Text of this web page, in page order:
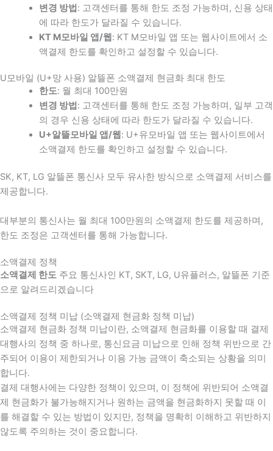
변경 방법 : 고객센터를 통해 한도 조정 가능하며, 신용 상태
에 따라 한도가 달라질 수 있습니다.
KT M모바일 앱/웹 : KT M모바일 앱 또는 웹사이트에서 소
액결제 한도를 확인하고 설정할 수 있습니다.
U모바일 (U+망 사용) 알뜰폰 소액결제 현금화 최대 한도
한도: 월 최대 100만원
변경 방법 : 고객센터를 통해 한도 조정 가능하며, 일부 고객
의 경우 신용 상태에 따라 한도가 달라질 수 있습니다.
U+알뜰모바일 앱/웹 : U+유모바일 앱 또는 웹사이트에서
소액결제 한도를 확인하고 설정할 수 있습니다.
SK, KT, LG 알뜰폰 통신사 모두 유사한 방식으로 소액결제 서비스를
제공합니다.
대부분의 통신사는 월 최대 100만원의 소액결제 한도를 제공하며,
한도 조정은 고객센터를 통해 가능합니다.
소액결제 정책
소액결제 한도 주요 통신사인 KT, SKT, LG, U유플러스, 알뜰폰 기준
으로 알려드리겠습니다
소액결제 정책 미납 (소액결제 현금화 정책 미납)
소액결제 현금화 정책 미납이란, 소액결제 현금화를 이용할 때 결제
대행사의 정책 중 하나로, 통신요금 미납으로 인해 정책 위반으로 간
주되어 이용이 제한되거나 이용 가능 금액이 축소되는 상황을 의미
합니다.
결제 대행사에는 다양한 정책이 있으며, 이 정책에 위반되어 소액결
제 현금화가 불가능해지거나 원하는 금액을 현금화하지 못할 때 이
를 해결할 수 있는 방법이 있지만, 정책을 명확히 이해하고 위반하지
않도록 주의하는 것이 중요합니다.